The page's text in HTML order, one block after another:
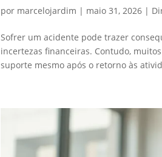
por marcelojardim | maio 31, 2026 |
Sofrer um acidente pode trazer
incertezas financeiras. Contudo,
suporte mesmo após o retorno às